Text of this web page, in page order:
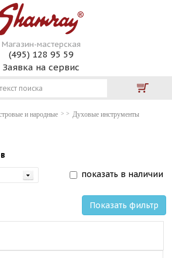
Магазин-мастерская
(495) 128 95 59
Заявка на сервис
и народные Духовые инструменты
показать в наличии
Показать фильтр